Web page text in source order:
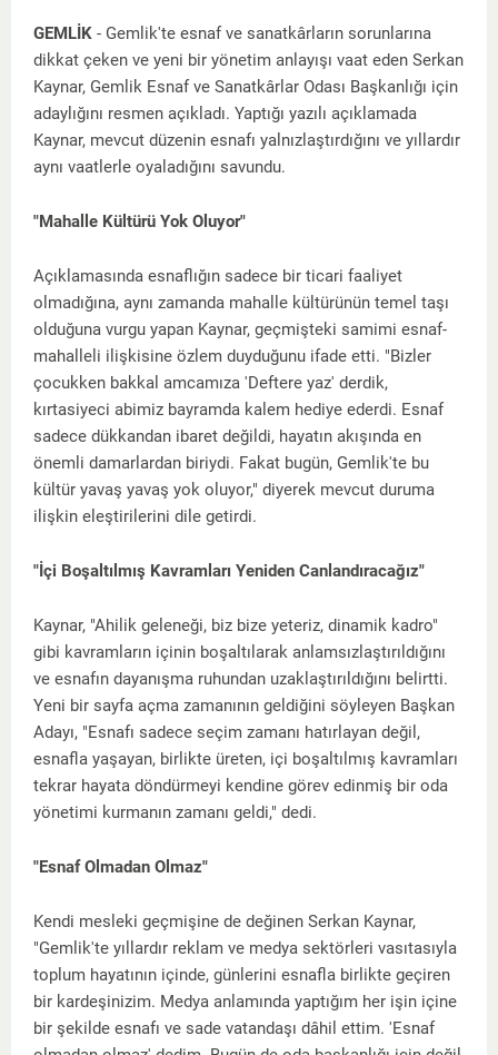
GEMLİK - Gemlik'te esnaf ve sanatkârların sorunlarına
dikkat çeken ve yeni bir yönetim anlayışı vaat eden Serkan
Kaynar, Gemlik Esnaf ve Sanatkârlar Odası Başkanlığı için
adaylığını resmen açıkladı. Yaptığı yazılı açıklamada
Kaynar, mevcut düzenin esnafı yalnızlaştırdığını ve yıllardır
aynı vaatlerle oyaladığını savundu.
"Mahalle Kültürü Yok Oluyor"
Açıklamasında esnaflığın sadece bir ticari faaliyet
olmadığına, aynı zamanda mahalle kültürünün temel taşı
olduğuna vurgu yapan Kaynar, geçmişteki samimi esnaf-
mahalleli ilişkisine özlem duyduğunu ifade etti. "Bizler
çocukken bakkal amcamıza 'Deftere yaz' derdik,
kırtasiyeci abimiz bayramda kalem hediye ederdi. Esnaf
sadece dükkandan ibaret değildi, hayatın akışında en
önemli damarlardan biriydi. Fakat bugün, Gemlik'te bu
kültür yavaş yavaş yok oluyor," diyerek mevcut duruma
ilişkin eleştirilerini dile getirdi.
"İçi Boşaltılmış Kavramları Yeniden Canlandıracağız"
Kaynar, "Ahilik geleneği, biz bize yeteriz, dinamik kadro"
gibi kavramların içinin boşaltılarak anlamsızlaştırıldığını
ve esnafın dayanışma ruhundan uzaklaştırıldığını belirtti.
Yeni bir sayfa açma zamanının geldiğini söyleyen Başkan
Adayı, "Esnafı sadece seçim zamanı hatırlayan değil,
esnafla yaşayan, birlikte üreten, içi boşaltılmış kavramları
tekrar hayata döndürmeyi kendine görev edinmiş bir oda
yönetimi kurmanın zamanı geldi," dedi.
"Esnaf Olmadan Olmaz"
Kendi mesleki geçmişine de değinen Serkan Kaynar,
"Gemlik'te yıllardır reklam ve medya sektörleri vasıtasıyla
toplum hayatının içinde, günlerini esnafla birlikte geçiren
bir kardeşinizim. Medya anlamında yaptığım her işin içine
bir şekilde esnafı ve sade vatandaşı dâhil ettim. 'Esnaf